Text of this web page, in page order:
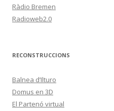
Ràdio Bremen
Radioweb2.0
RECONSTRUCCIONS
Balnea d’Ilturo
Domus en 3D
El Partenó virtual